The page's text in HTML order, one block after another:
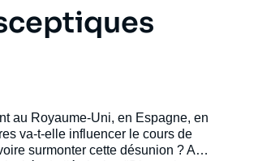
au Royaume-Uni, en Espagne, en
va-t-elle influencer le cours de
surmonter cette désunion ? A